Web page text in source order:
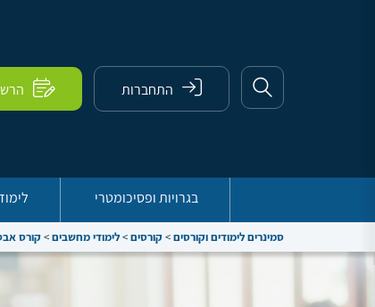
התחברות
בגרויות ופסיכומטרי
סמינרים לימודים וקורסים>קורסים>לימודי מחשבים>קורס